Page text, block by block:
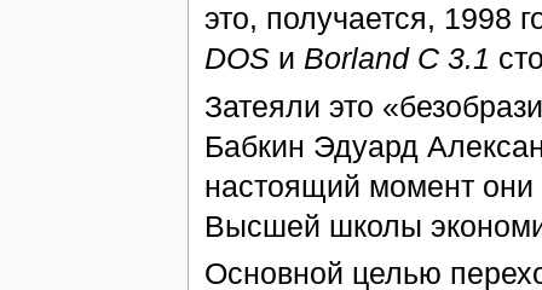
это, получается, 1998
DOSи Borland C 3.1
Затеяли это
Бабкин Эдуард
настоящий момент
Высшей школы
Основной целью